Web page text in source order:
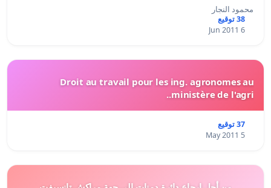
محمود النجار
38 توقيع
6 Jun 2011
Droit au travail pour les ing. agronomes au
ministère de l'agri..
37 توقيع
5 May 2011